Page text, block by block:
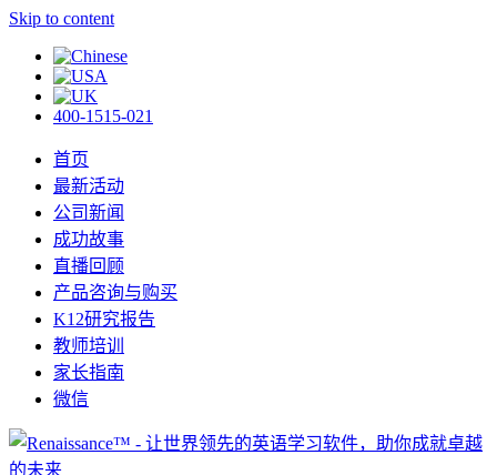
Skip to content
400-1515-021
首页
最新活动
公司新闻
成功故事
直播回顾
产品咨询与购买
K12研究报告
教师培训
家长指南
微信